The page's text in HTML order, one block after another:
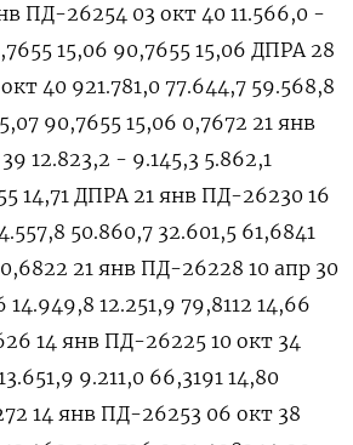
ПД-26254 03 окт 40 11.566,​0 -
15,06 90,⁠7655 15,06 ДПРА 28
40 921.781,0 77.644,7 59.568,8
90,7655 15,06 0,7672 21 янв
12.823,2 - 9.145,3 5.862,1
14,71 ДПРА 21 янв ПД-26230 16
50.860,7 32.601,5 61,6841
0,6822 21 янв ПД-‌26228 10 апр 30
12.251,9 79,8112 14,66
14 янв ПД-26225 10 окт 34
9.211,0 66,3191 14,80
14 янв ПД-26253 06 окт 38